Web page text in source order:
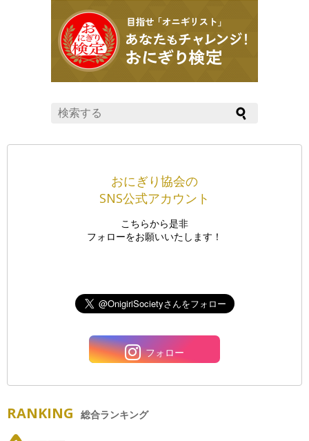
おにぎり協会の
SNS公式アカウント
こちらから是非
フォローをお願いいたします！
フォロー
RANKING 総合ランキング